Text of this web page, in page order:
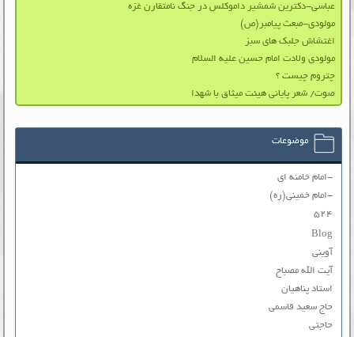
عباسی-دکترین شمشیر داموکلس در جنگ نامتقارن غزه
مولودی-مبعث پیامبر(ص)
اغتشاش جلبک های سبز
مولودی ولادت امام حسین علیه السلام
چتروم چیست ؟
صوت/ شعر پایانی هیئت میثاق با شهدا
موضوعات
-امام خامنه ای
-امام خمینی(ره)
۵۲۴
Blog
آوینی
آیت الله مصباح
استاد پناهیان
حاج سعید قاسمی
حاجتی